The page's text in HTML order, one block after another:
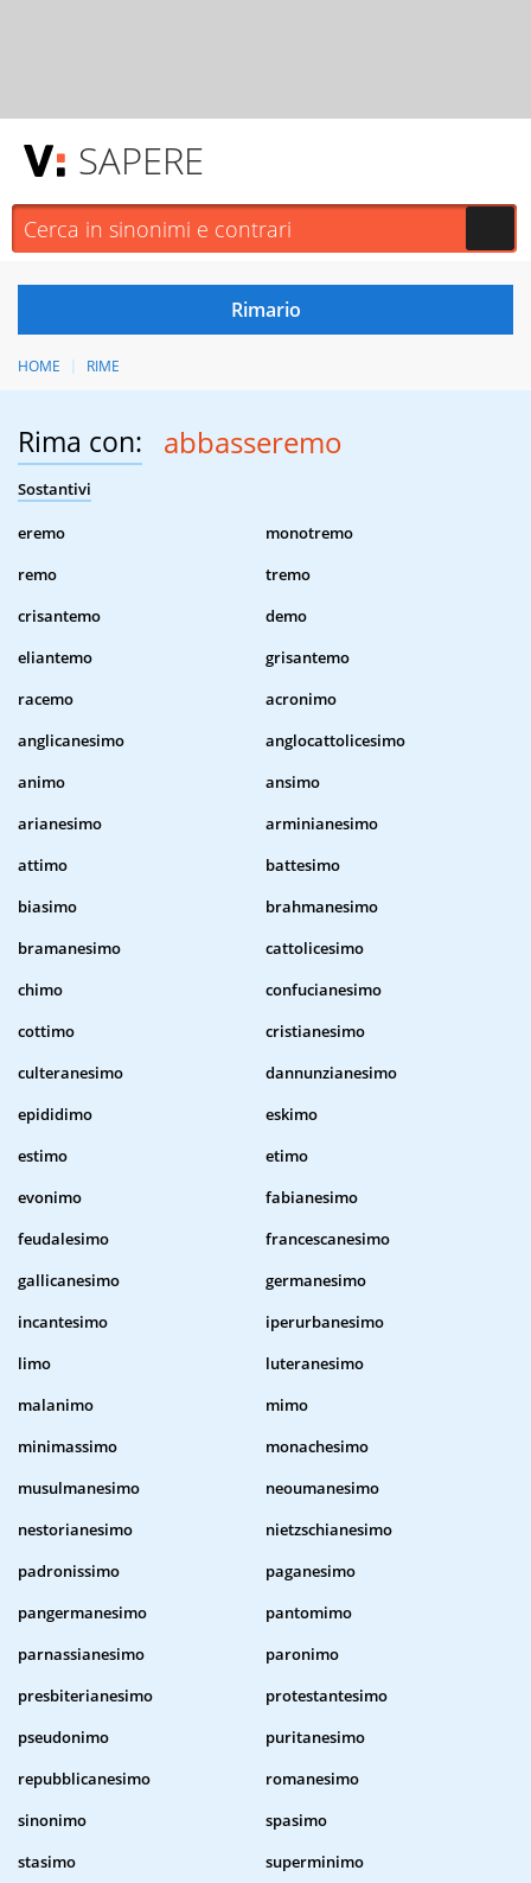
SAPERE
HOME RIME
Rima con: abbasseremo
Sostantivi
eremo
monotremo
remo
tremo
crisantemo
demo
eliantemo
grisantemo
racemo
acronimo
anglicanesimo
anglocattolicesimo
animo
ansimo
arianesimo
arminianesimo
attimo
battesimo
biasimo
brahmanesimo
bramanesimo
cattolicesimo
chimo
confucianesimo
cottimo
cristianesimo
culteranesimo
dannunzianesimo
epididimo
eskimo
estimo
etimo
evonimo
fabianesimo
feudalesimo
francescanesimo
gallicanesimo
germanesimo
incantesimo
iperurbanesimo
limo
luteranesimo
malanimo
mimo
minimassimo
monachesimo
musulmanesimo
neoumanesimo
nestorianesimo
nietzschianesimo
padronissimo
paganesimo
pangermanesimo
pantomimo
parnassianesimo
paronimo
presbiterianesimo
protestantesimo
pseudonimo
puritanesimo
repubblicanesimo
romanesimo
sinonimo
spasimo
stasimo
superminimo